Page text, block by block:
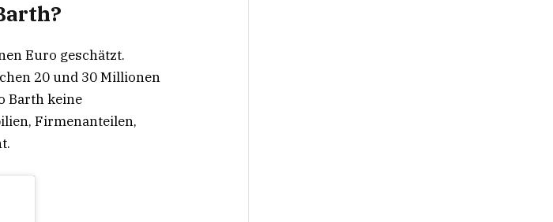
Euro geschätzt.
20 und 30 Millionen
Barth keine
Firmenanteilen,